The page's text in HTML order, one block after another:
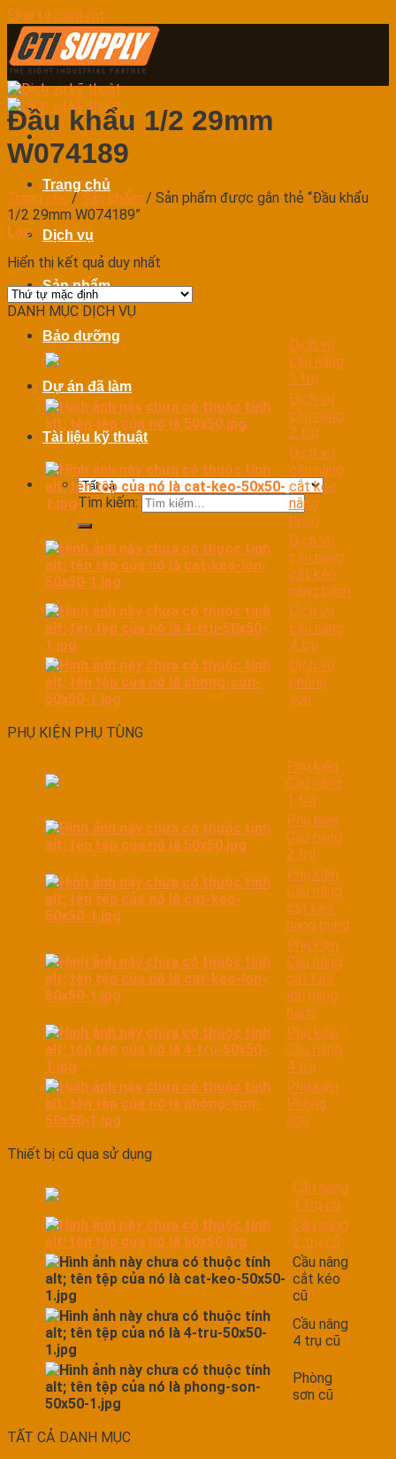
Skip to content
Trang chủ
Dịch vụ
Sản phẩm
Bảo dưỡng
Dự án đã làm
Tài liệu kỹ thuật
Tìm kiếm:
Đầu khẩu 1/2 29mm
W074189
Trang chủ / Sản phẩm / Sản phẩm được gắn thẻ “Đầu khẩu
1/2 29mm W074189”
Lọc
Hiển thị kết quả duy nhất
DANH MỤC DỊCH VỤ
Dịch vụ
cầu nâng
1 trụ
Dịch vụ
cầu nâng
2 trụ
Dịch vụ
cầu nâng
cắt kéo
nâng
bụng
Dịch vụ
cầu nâng
cắt kéo
nâng bánh
Dịch vụ
cầu nâng
4 trụ
Dịch vụ
phòng
sơn
PHỤ KIỆN PHỤ TÙNG
Phụ kiện
Cầu nâng
1 trụ
Phụ kiện
Cầu nâng
2 trụ
Phụ kiện
Cầu nâng
cắt kéo
nâng bụng
Phụ kiện
Cầu nâng
cắt kéo
lớn nâng
bánh
Phụ kiện
Cầu nâng
4 trụ
Phụ kiện
Phòng
sơn
Thiết bị cũ qua sử dụng
Cầu nâng
1 trụ cũ
Cầu nâng
2 trụ cũ
Cầu nâng
cắt kéo
cũ
Cầu nâng
4 trụ cũ
Phòng
sơn cũ
TẤT CẢ DANH MỤC